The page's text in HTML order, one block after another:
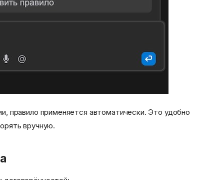
правило применяется автоматически. Это удобно
вручную.